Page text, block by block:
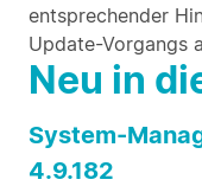
entsprechender
Update-Vorgangs
Neu in
System-
4.9.182